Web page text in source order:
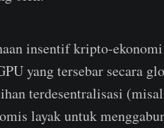
insentif kripto-
yang tersebar secara
terdesentralisasi
layak untuk